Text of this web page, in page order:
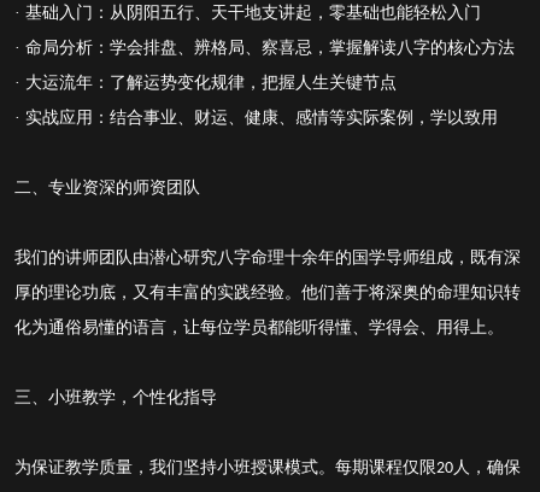
· 基础入门：从阴阳五行、天干地支讲起，零基础也能轻松入门
· 命局分析：学会排盘、辨格局、察喜忌，掌握解读八字的核心方法
· 大运流年：了解运势变化规律，把握人生关键节点
· 实战应用：结合事业、财运、健康、感情等实际案例，学以致用
二、专业资深的师资团队
我们的讲师团队由潜心研究八字命理十余年的国学导师组成，既有深
厚的理论功底，又有丰富的实践经验。他们善于将深奥的命理知识转
化为通俗易懂的语言，让每位学员都能听得懂、学得会、用得上。
三、小班教学，个性化指导
为保证教学质量，我们坚持小班授课模式。每期课程仅限20 人，确保